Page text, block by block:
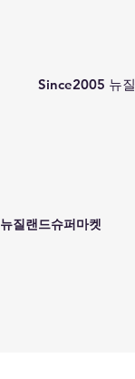
Since2005 뉴
뉴질랜드슈퍼마켓